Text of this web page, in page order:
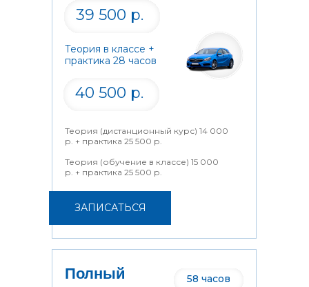
Полный
39 500 р.
Теория в классе +
практика 28 часов
40 500 р.
Теория (дистанционный курс) 14 000
р. + практика 25 500 р.
Теория (обучение в классе) 15 000
р. + практика 25 500 р.
58 часов
ЗАПИСАТЬСЯ